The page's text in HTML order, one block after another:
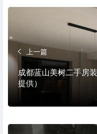
上一篇
成都蓝山美树二手房
提供）